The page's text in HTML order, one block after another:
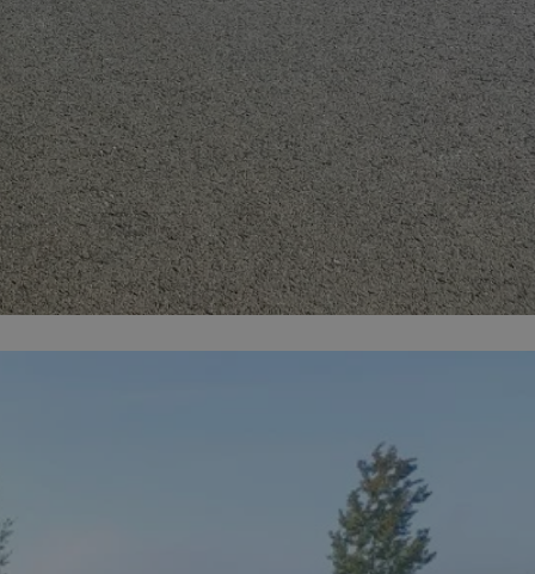
sesji.
sesji.
sesji.
o zgodzie
dotyczących
Rejestruje
i ustawień
w kolejnych
musi ponownie
wygodę i
ludzi i botów. Jest
na temat
na temat